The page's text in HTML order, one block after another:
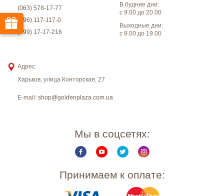
(063) 578-17-77
(096) 117-117-0
(099) 17-17-216
В будние дни:
с 9.00 до 20.00
Выходные дни:
с 9.00 до 19.00
Адрес:
Харьков улица Конторская, 27
E-mail: shop@goldenplaza.com.ua
Мы в соцсетях:
Принимаем к оплате: